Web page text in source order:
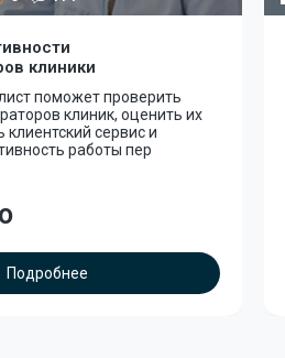
клиники
поможет проверить
клиник, оценить их
сервис и
работы пер
Подробнее